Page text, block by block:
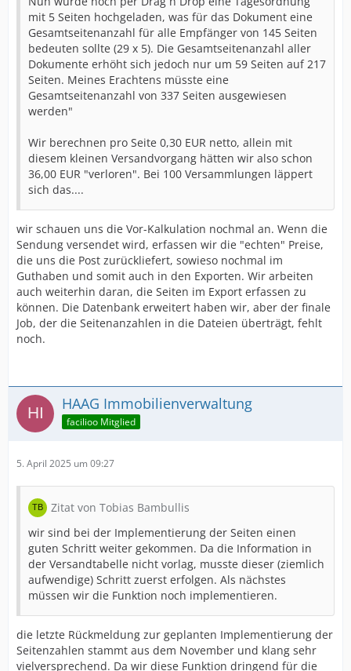
mit 5 Seiten hochgeladen, was für das Dokument eine
Gesamtseitenanzahl für alle Empfänger von 145 Seiten
bedeuten sollte (29 x 5). Die Gesamtseitenanzahl aller
Dokumente erhöht sich jedoch nur um 59 Seiten auf 217
Seiten. Meines Erachtens müsste eine
Gesamtseitenanzahl von 337 Seiten ausgewiesen
werden"
Wir berechnen pro Seite 0,30 EUR netto, allein mit
diesem kleinen Versandvorgang hätten wir also schon
36,00 EUR "verloren". Bei 100 Versammlungen läppert
sich das....
wir schauen uns die Vor-Kalkulation nochmal an. Wenn die
Sendung versendet wird, erfassen wir die "echten" Preise,
die uns die Post zurückliefert, sowieso nochmal im
Guthaben und somit auch in den Exporten. Wir arbeiten
auch weiterhin daran, die Seiten im Export erfassen zu
können. Die Datenbank erweitert haben wir, aber der finale
Job, der die Seitenanzahlen in die Dateien überträgt, fehlt
noch.
HAAG Immobilienverwaltung
facilioo Mitglied
5. April 2025 um 09:27
Zitat von Tobias Bambullis
wir sind bei der Implementierung der Seiten einen
guten Schritt weiter gekommen. Da die Information in
der Versandtabelle nicht vorlag, musste dieser (ziemlich
aufwendige) Schritt zuerst erfolgen. Als nächstes
müssen wir die Funktion noch implementieren.
die letzte Rückmeldung zur geplanten Implementierung der
Seitenzahlen stammt aus dem November und klang sehr
vielversprechend. Da wir diese Funktion dringend für die